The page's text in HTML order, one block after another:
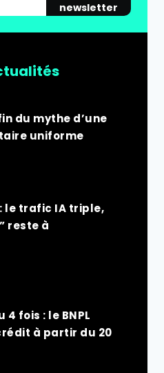
newsletter
du mythe d’une
uniforme
: le trafic IA triple,
reste à
4 fois : le BNPL
à partir du 20